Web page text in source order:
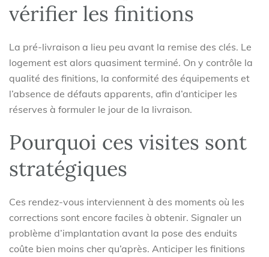
vérifier les finitions
La pré-livraison a lieu peu avant la remise des clés. Le
logement est alors quasiment terminé. On y contrôle la
qualité des finitions, la conformité des équipements et
l’absence de défauts apparents, afin d’anticiper les
réserves à formuler le jour de la livraison.
Pourquoi ces visites sont
stratégiques
Ces rendez-vous interviennent à des moments où les
corrections sont encore faciles à obtenir. Signaler un
problème d’implantation avant la pose des enduits
coûte bien moins cher qu’après. Anticiper les finitions